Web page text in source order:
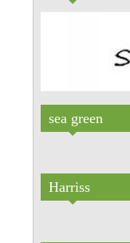
sea green
Harriss